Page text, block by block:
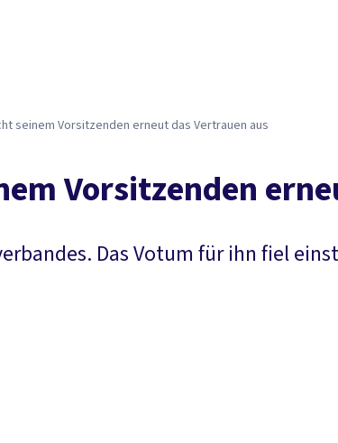
seinem Vorsitzenden erneut das Vertrauen aus
Vorsitzenden
Das Votum für ihn fiel